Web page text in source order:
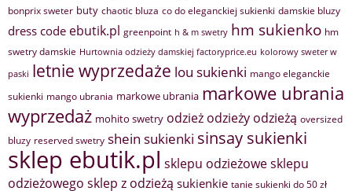
bonprix sweter buty chaotic bluza co do eleganckiej sukienki damskie bluzy
dress code ebutik.pl greenpoint h & m swetry hm sukienko hm
swetry damskie Hurtownia odzieży damskiej factoryprice.eu kolorowy sweter w
paski letnie wyprzedaże lou sukienki mango eleganckie
sukienki mango ubrania markowe ubrania markowe ubrania
wyprzedaż mohito swetry odzież odzieży odzieżą oversized
bluzy reserved swetry shein sukienki sinsay sukienki
sklep ebutik.pl sklepu odzieżowesklepu
odzieżowego sklep z odzieżą sukienkie tanie sukienki do 50 zł